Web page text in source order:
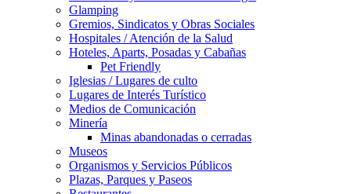
Glamping
Gremios, Sindicatos y Obras Sociales
Hospitales / Atención de la Salud
Hoteles, Aparts, Posadas y Cabañas
Pet Friendly
Iglesias / Lugares de culto
Lugares de Interés Turístico
Medios de Comunicación
Minería
Minas abandonadas o cerradas
Museos
Organismos y Servicios Públicos
Plazas, Parques y Paseos